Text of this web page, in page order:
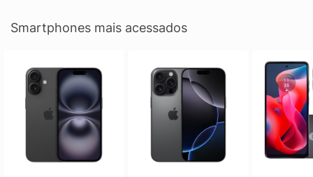
Smartphones mais acessados